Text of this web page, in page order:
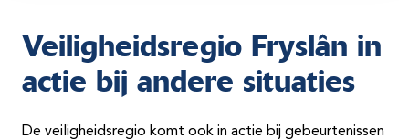
Veiligheidsregio Fryslân in
actie bij andere situaties
De veiligheidsregio komt ook in actie bij gebeurtenissen